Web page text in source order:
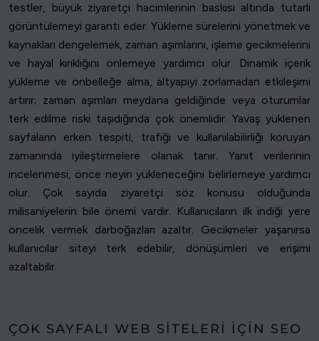
testler, büyük ziyaretçi hacimlerinin baskısı altında tutarlı
görüntülemeyi garanti eder. Yükleme sürelerini yönetmek ve
kaynakları dengelemek, zaman aşımlarını, işleme gecikmelerini
ve hayal kırıklığını önlemeye yardımcı olur. Dinamik içerik
yükleme ve önbelleğe alma, altyapıyı zorlamadan etkileşimi
artırır; zaman aşımları meydana geldiğinde veya oturumlar
terk edilme riski taşıdığında çok önemlidir. Yavaş yüklenen
sayfaların erken tespiti, trafiği ve kullanılabilirliği koruyan
zamanında iyileştirmelere olanak tanır. Yanıt verilerinin
incelenmesi, önce neyin yükleneceğini belirlemeye yardımcı
olur. Çok sayıda ziyaretçi söz konusu olduğunda
milisaniyelerin bile önemi vardır. Kullanıcıların ilk indiği yere
öncelik vermek darboğazları azaltır. Gecikmeler yaşanırsa
kullanıcılar siteyi terk edebilir, dönüşümleri ve erişimi
azaltabilir.
ÇOK SAYFALI WEB SITELERI IÇIN SEO